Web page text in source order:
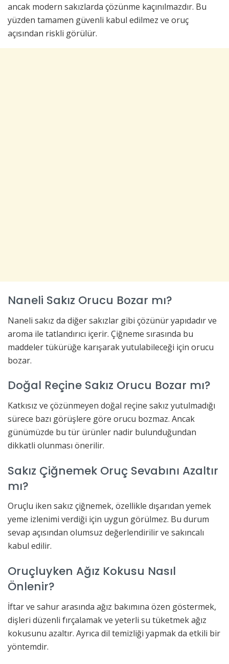
ancak modern sakızlarda çözünme kaçınılmazdır. Bu
yüzden tamamen güvenli kabul edilmez ve oruç
açısından riskli görülür.
Naneli Sakız Orucu Bozar mı?
Naneli sakız da diğer sakızlar gibi çözünür yapıdadır ve
aroma ile tatlandırıcı içerir. Çiğneme sırasında bu
maddeler tükürüğe karışarak yutulabileceği için orucu
bozar.
Doğal Reçine Sakız Orucu Bozar mı?
Katkısız ve çözünmeyen doğal reçine sakız yutulmadığı
sürece bazı görüşlere göre orucu bozmaz. Ancak
günümüzde bu tür ürünler nadir bulunduğundan
dikkatli olunması önerilir.
Sakız Çiğnemek Oruç Sevabını Azaltır
mı?
Oruçlu iken sakız çiğnemek, özellikle dışarıdan yemek
yeme izlenimi verdiği için uygun görülmez. Bu durum
sevap açısından olumsuz değerlendirilir ve sakıncalı
kabul edilir.
Oruçluyken Ağız Kokusu Nasıl
Önlenir?
İftar ve sahur arasında ağız bakımına özen göstermek,
dişleri düzenli fırçalamak ve yeterli su tüketmek ağız
kokusunu azaltır. Ayrıca dil temizliği yapmak da etkili bir
yöntemdir.